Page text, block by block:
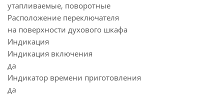
утапливаемые, поворотные
Расположение переключателя
на поверхности духового шкафа
Индикация
Индикация включения
да
Индикатор времени приготовления
да